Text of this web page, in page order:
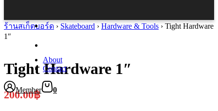
About
Contact
Member 0
ร้านสเก็ตบอร์ด › Skateboard › Hardware & Tools › Tight Hardware
1″
Tight Hardware 1″
200.00฿